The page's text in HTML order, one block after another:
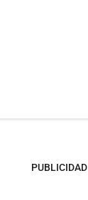
PUBLICIDAD